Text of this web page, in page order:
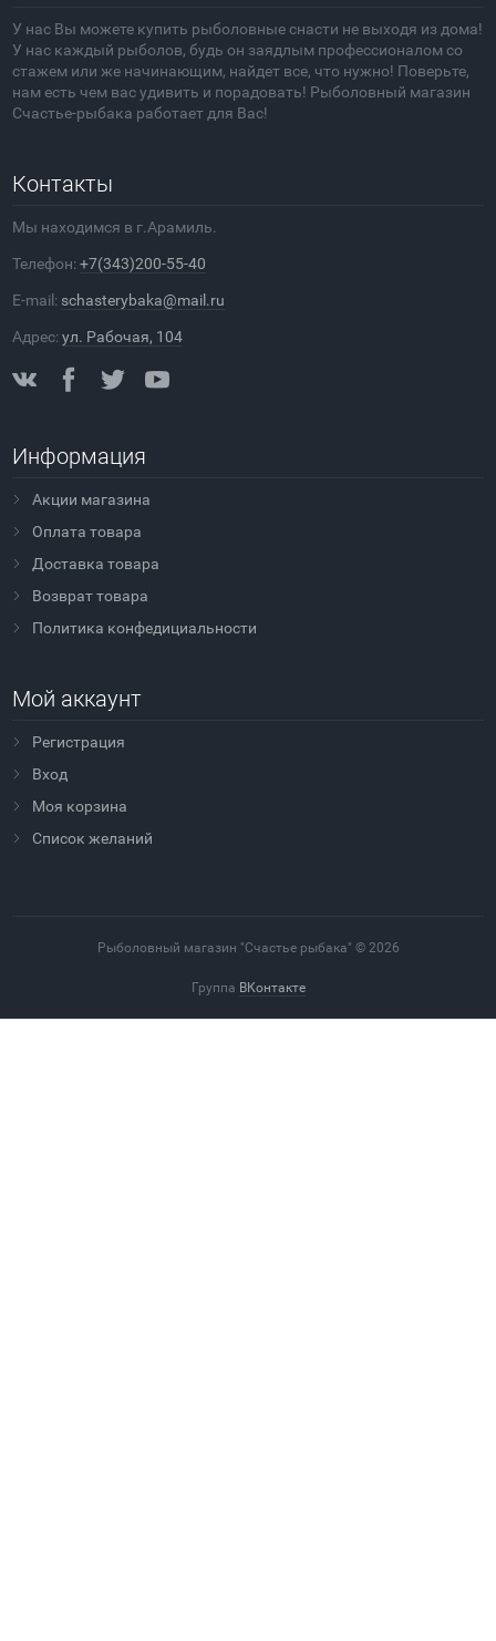
У нас Вы можете купить рыболовные снасти не выходя из дома!
У нас каждый рыболов, будь он заядлым профессионалом со
стажем или же начинающим, найдет все, что нужно! Поверьте,
нам есть чем вас удивить и порадовать! Рыболовный магазин
Счастье-рыбака работает для Вас!
Контакты
Мы находимся в г.Арамиль.
Телефон:+7(343)200-55-40
E-mail: schasterybaka@mail.ru
Адрес:ул. Рабочая, 104
Информация
Акции магазина
Оплата товара
Доставка товара
Возврат товара
Политика конфедициальности
Мой аккаунт
Регистрация
Вход
Моя корзина
Cписок желаний
Рыболовный магазин "Счастье рыбака" © 2026
Группа ВКонтакте